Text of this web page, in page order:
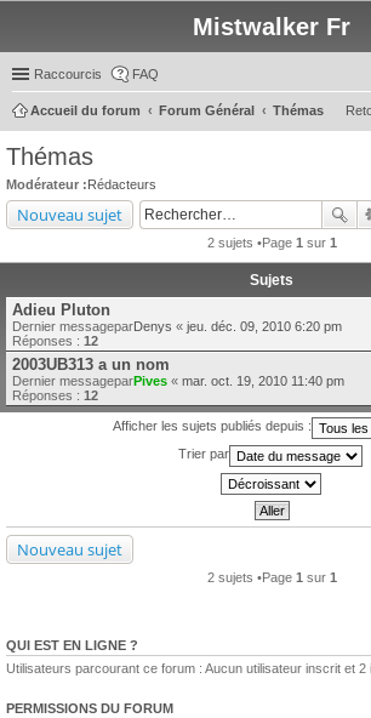
Mistwalker Fr
Raccourcis FAQ
Accueil du forum Forum Général
Thémas
Thémas
Modérateur :Rédacteurs
Nouveau sujet
2 sujets •Page 1 sur 1
Sujets
Adieu Pluton
Dernier messageparDenys « jeu. déc. 09, 2010 6:20 pm
Réponses : 12
2003UB313 a un nom
Dernier messageparPives « mar. oct. 19, 2010 11:40 pm
Réponses : 12
Afficher les sujets publiés depuis :
Trier par
Nouveau sujet
2 sujets •Page 1 sur 1
QUI EST EN LIGNE ?
Utilisateurs parcourant ce forum : Aucun utilisateur inscrit et 2
PERMISSIONS DU FORUM